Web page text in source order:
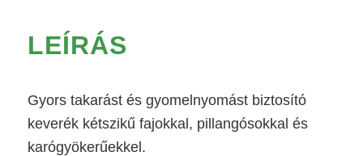
LEÍRÁS
Gyors takarást és gyomelnyomást biztosító
keverék kétszikű fajokkal, pillangósokkal és
karógyökerűekkel.